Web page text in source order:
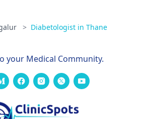
> Diabetologist in Thane
your Medical Community.